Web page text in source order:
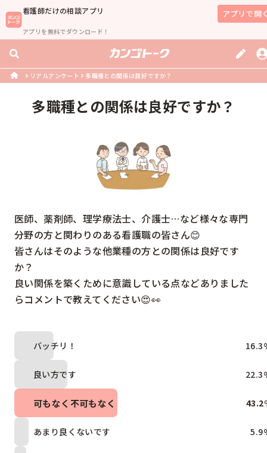
看護師だけの相談アプリ
アプリを無料でダウンロード！
アプリで開
リアルアンケート 多職種との関係は良好ですか？
多職種との関係は良好ですか？
医師、薬剤師、理学療法士、介護士…など様々な専門
分野の方と関わりのある看護職の皆さん😊
皆さんはそのような他業種の方との関係は良好です
か？
良い関係を築くために意識している点などありました
らコメントで教えてください😍👀
バッチリ！ 16.3
良い方です 22.3
可もなく不可もなく 43.2
あまり良くないです 5.9